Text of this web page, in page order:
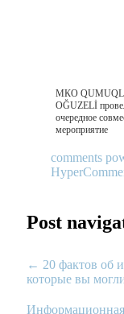
МКО
OĞUZELİ
очередное
мероприятие
comments
Post
← 20 фактов об
которые вы